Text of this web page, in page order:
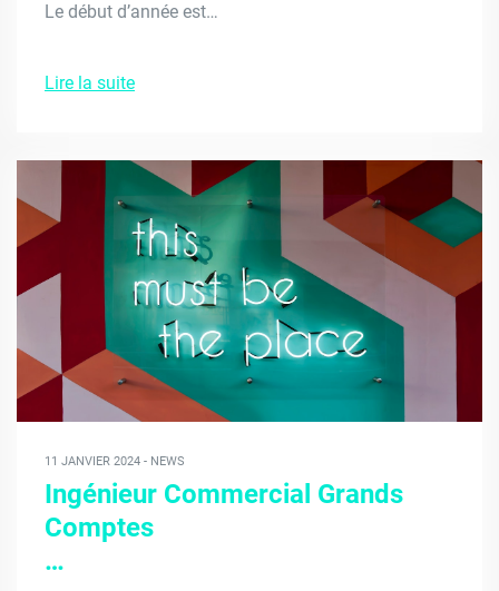
Le début d’année est…
Lire la suite
11 JANVIER 2024 - NEWS
Ingénieur Commercial Grands
Comptes
…